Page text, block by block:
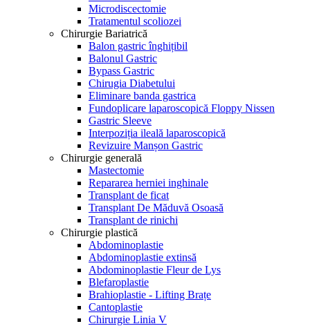
Microdiscectomie
Tratamentul scoliozei
Chirurgie Bariatrică
Balon gastric înghițibil
Balonul Gastric
Bypass Gastric
Chirugia Diabetului
Eliminare banda gastrica
Fundoplicare laparoscopică Floppy Nissen
Gastric Sleeve
Interpoziția ileală laparoscopică
Revizuire Manșon Gastric
Chirurgie generală
Mastectomie
Repararea herniei inghinale
Transplant de ficat
Transplant De Măduvă Osoasă
Transplant de rinichi
Chirurgie plastică
Abdominoplastie
Abdominoplastie extinsă
Abdominoplastie Fleur de Lys
Blefaroplastie
Brahioplastie - Lifting Brațe
Cantoplastie
Chirurgie Linia V